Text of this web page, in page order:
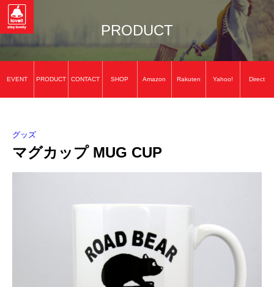
PRODUCT
グッズ
マグカップ MUG CUP
EVENT PRODUCT CONTACT SHOP Amazon Rakuten Yahoo! Direct